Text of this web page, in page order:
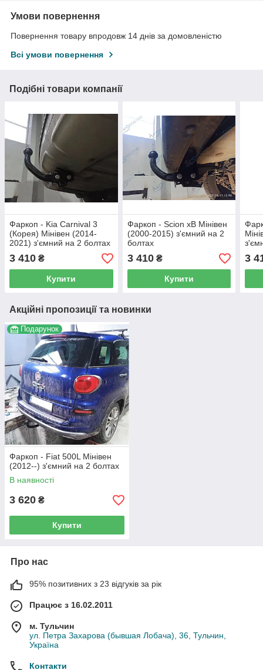
Умови повернення
Повернення товару впродовж 14 днів за домовленістю
Всі умови повернення
Подібні товари компанії
Фаркоп - Kia Carnival 3
(Корея) Мінівен (2014-
2021) з'ємний на 2 болтах
3 410 ₴
Купити
Фаркоп - Scion xB Мінівен
(2000-2015) з'ємний на 2
болтах
3 410₴
Купити
3
Акційні пропозиції та новинки
Подарунок
Фаркоп - Fiat 500L Мінівен
(2012--) з'ємний на 2 болтах
В наявності
3 620 ₴
Купити
Про нас
95% позитивних з 23 відгуків за рік
Працює з 16.02.2011
м. Тульчин
ул. Петра Захарова (бывшая Лобача), 36, Тульчин,
Україна
Контакти